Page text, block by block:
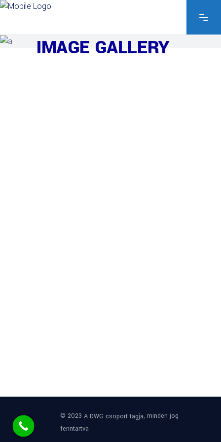
IMAGE GALLERY
© 2023 A DWG csoport tagja, minden jog
fenntartva